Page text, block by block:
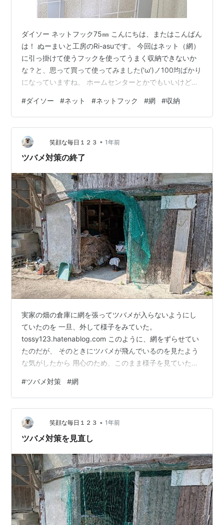
ダイソー ネットフック75㎜ こんにちは、またはこんばん
は！ ぬーまいと工房のRi-asuです。 今回はネット（網）
に引っ掛けて使うフックを使ってうまく収納できないか
な？と、思って買って使ってみました('ω')ノ100均ばかり
になっていますね。 ホームセンターとかでもいいけど、
100円というので買ってしまっていますね。 場所によっ
ては100円以下で売っているかもしれませんが紹介します
ね。 もくじ ダイソー ネットフック75㎜ 商品確認！ 商品
確認！ 買ったものはこれです！ ダイソー ネットフック
75㎜（レビュー） 留め具の先に棒が付いているだ…
#ダイソー #ネット #ネットフック #網 #収納
笑顔な毎日１２３ • 1年前
ツバメ対策の終了
実家の畑の倉庫に網を張ってツバメが入らないようにし
ていたのを 一旦、外して様子をみていた。
tossy123.hatenablog.com このように、網をずらせてい
たのだが、 そのときにツバメが飛んでいるのを見たよう
な気がしたから 用心のため、このまま様子を見ていた。
地面に 糞のあとが残っているのだが、 これが乾いたまま
で、新しく落とした様子はない。 それで、今年はもうツ
バメの時期は終了したものと判断して、 網を全部取り外
すことにした。 これで、あとは片付けるだけ。 これで、
畑仕事がスムーズにできるようになった。
#ツバメ対策 #網
笑顔な毎日１２３ • 1年前
ツバメ対策を見直し